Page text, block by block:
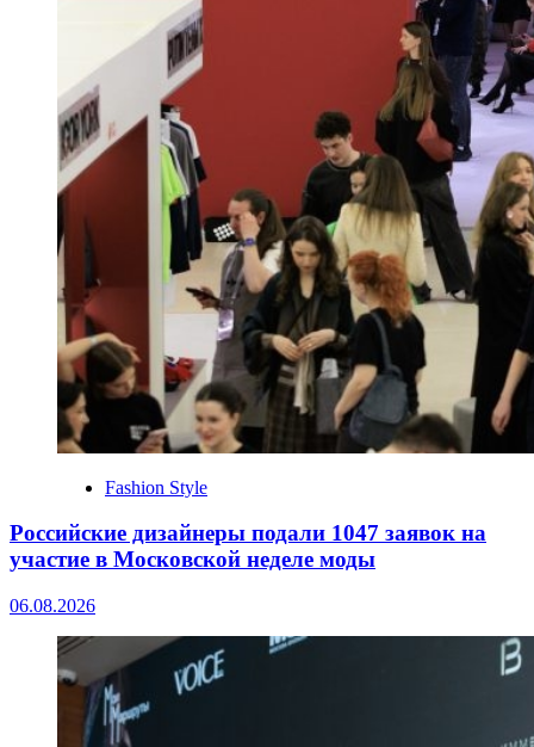
Fashion Style
Российские дизайнеры подали 1047 заявок на
участие в Московской неделе моды
06.08.2026